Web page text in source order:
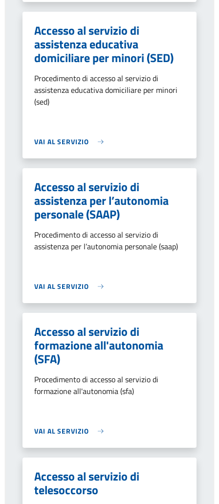
Accesso al servizio di
assistenza educativa
domiciliare per minori (SED)
Procedimento di accesso al servizio di
assistenza educativa domiciliare per minori
(sed)
VAI AL SERVIZIO
Accesso al servizio di
assistenza per l’autonomia
personale (SAAP)
Procedimento di accesso al servizio di
assistenza per l’autonomia personale (saap)
VAI AL SERVIZIO
Accesso al servizio di
formazione all'autonomia
(SFA)
Procedimento di accesso al servizio di
formazione all'autonomia (sfa)
VAI AL SERVIZIO
Accesso al servizio di
telesoccorso